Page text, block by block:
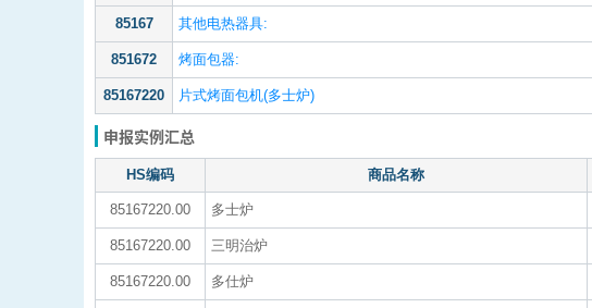
85167 其他电热器具:
851672 烤面包器:
85167220 片式烤面包机(多士炉)
申报实例汇总
HS编码 商品名称
85167220.00 多士炉
85167220.00 三明治炉
85167220.00 多仕炉